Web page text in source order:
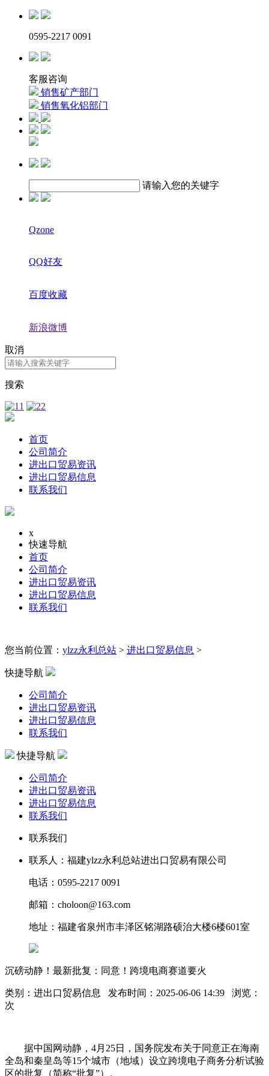
0595-2217 0091
客服咨询
销售矿产部门
销售氧化铝部门
请输入您的关键字
Qzone
QQ好友
百度收藏
新浪微博
取消
搜索
首页
公司简介
进出口贸易资讯
进出口贸易信息
联系我们
x
快速导航
首页
公司简介
进出口贸易资讯
进出口贸易信息
联系我们
您当前位置： ylzz永利总站 > 进出口贸易信息 >
快捷导航
公司简介
进出口贸易资讯
进出口贸易信息
联系我们
快捷导航
公司简介
进出口贸易资讯
进出口贸易信息
联系我们
联系我们
联系人：福建ylzz永利总站进出口贸易有限公司
电话：0595-2217 0091
邮箱：choloon@163.com
地址：福建省泉州市丰泽区铭湖路硕治大楼6楼601室
沉磅动静！最新批复：同意！跨境电商赛道要火
类别：进出口贸易信息 发布时间：2025-06-06 14:39 浏览：
次
据中国网动静，4月25日，国务院发布关于同意正在海南
全岛和秦皇岛等15个城市（地域）设立跨境电子商务分析试验
区的批复（简称“批复”）。